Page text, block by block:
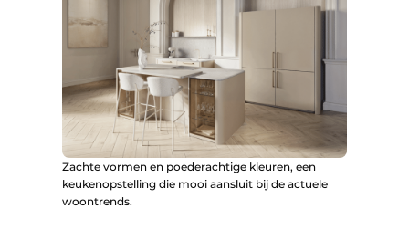
Zachte vormen en poederachtige kleuren, een
keukenopstelling die mooi aansluit bij de actuele
woontrends.